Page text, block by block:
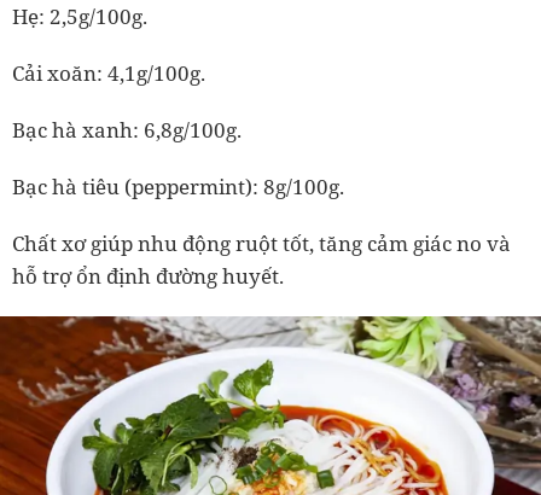
Hẹ: 2,5g/100g.
Cải xoăn: 4,1g/100g.
Bạc hà xanh: 6,8g/100g.
Bạc hà tiêu (peppermint): 8g/100g.
Chất xơ giúp nhu động ruột tốt, tăng cảm giác no và
hỗ trợ ổn định đường huyết.